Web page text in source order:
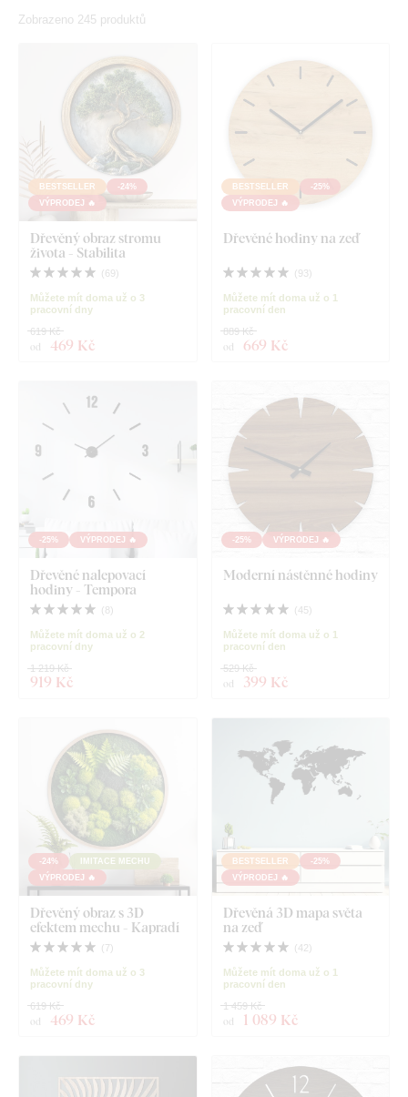
Zobrazeno 245 produktů
BESTSELLER
-24%
VÝPRODEJ 🔥
Dřevěný obraz stromu
života - Stabilita
( 69)
Můžete mít doma už o 3
pracovní dny
od 469 Kč
619 Kč
BESTSELLER
-25%
VÝPRODEJ 🔥
Dřevěné hodiny na zeď
( 93)
Můžete mít doma už o 1
pracovní den
od 669 Kč
889 Kč
-25% VÝPRODEJ 🔥
Dřevěné nalepovací
hodiny - Tempora
( 8 )
Můžete mít doma už o 2
pracovní dny
919 Kč
1 219 Kč
-25% VÝPRODEJ 🔥
Moderní nástěnné hodiny
( 45)
Můžete mít doma už o 1
pracovní den
od 399 Kč
529 Kč
-24%
IMITACE MECHU
VÝPRODEJ 🔥
Dřevěný obraz s 3D
efektem mechu - Kapradí
( 7)
Můžete mít doma už o 3
pracovní dny
od 469 Kč
619 Kč
BESTSELLER
-25%
VÝPRODEJ 🔥
Dřevěná 3D mapa světa
na zeď
( 42)
Můžete mít doma už o 1
pracovní den
od 1 089 Kč
1 459 Kč